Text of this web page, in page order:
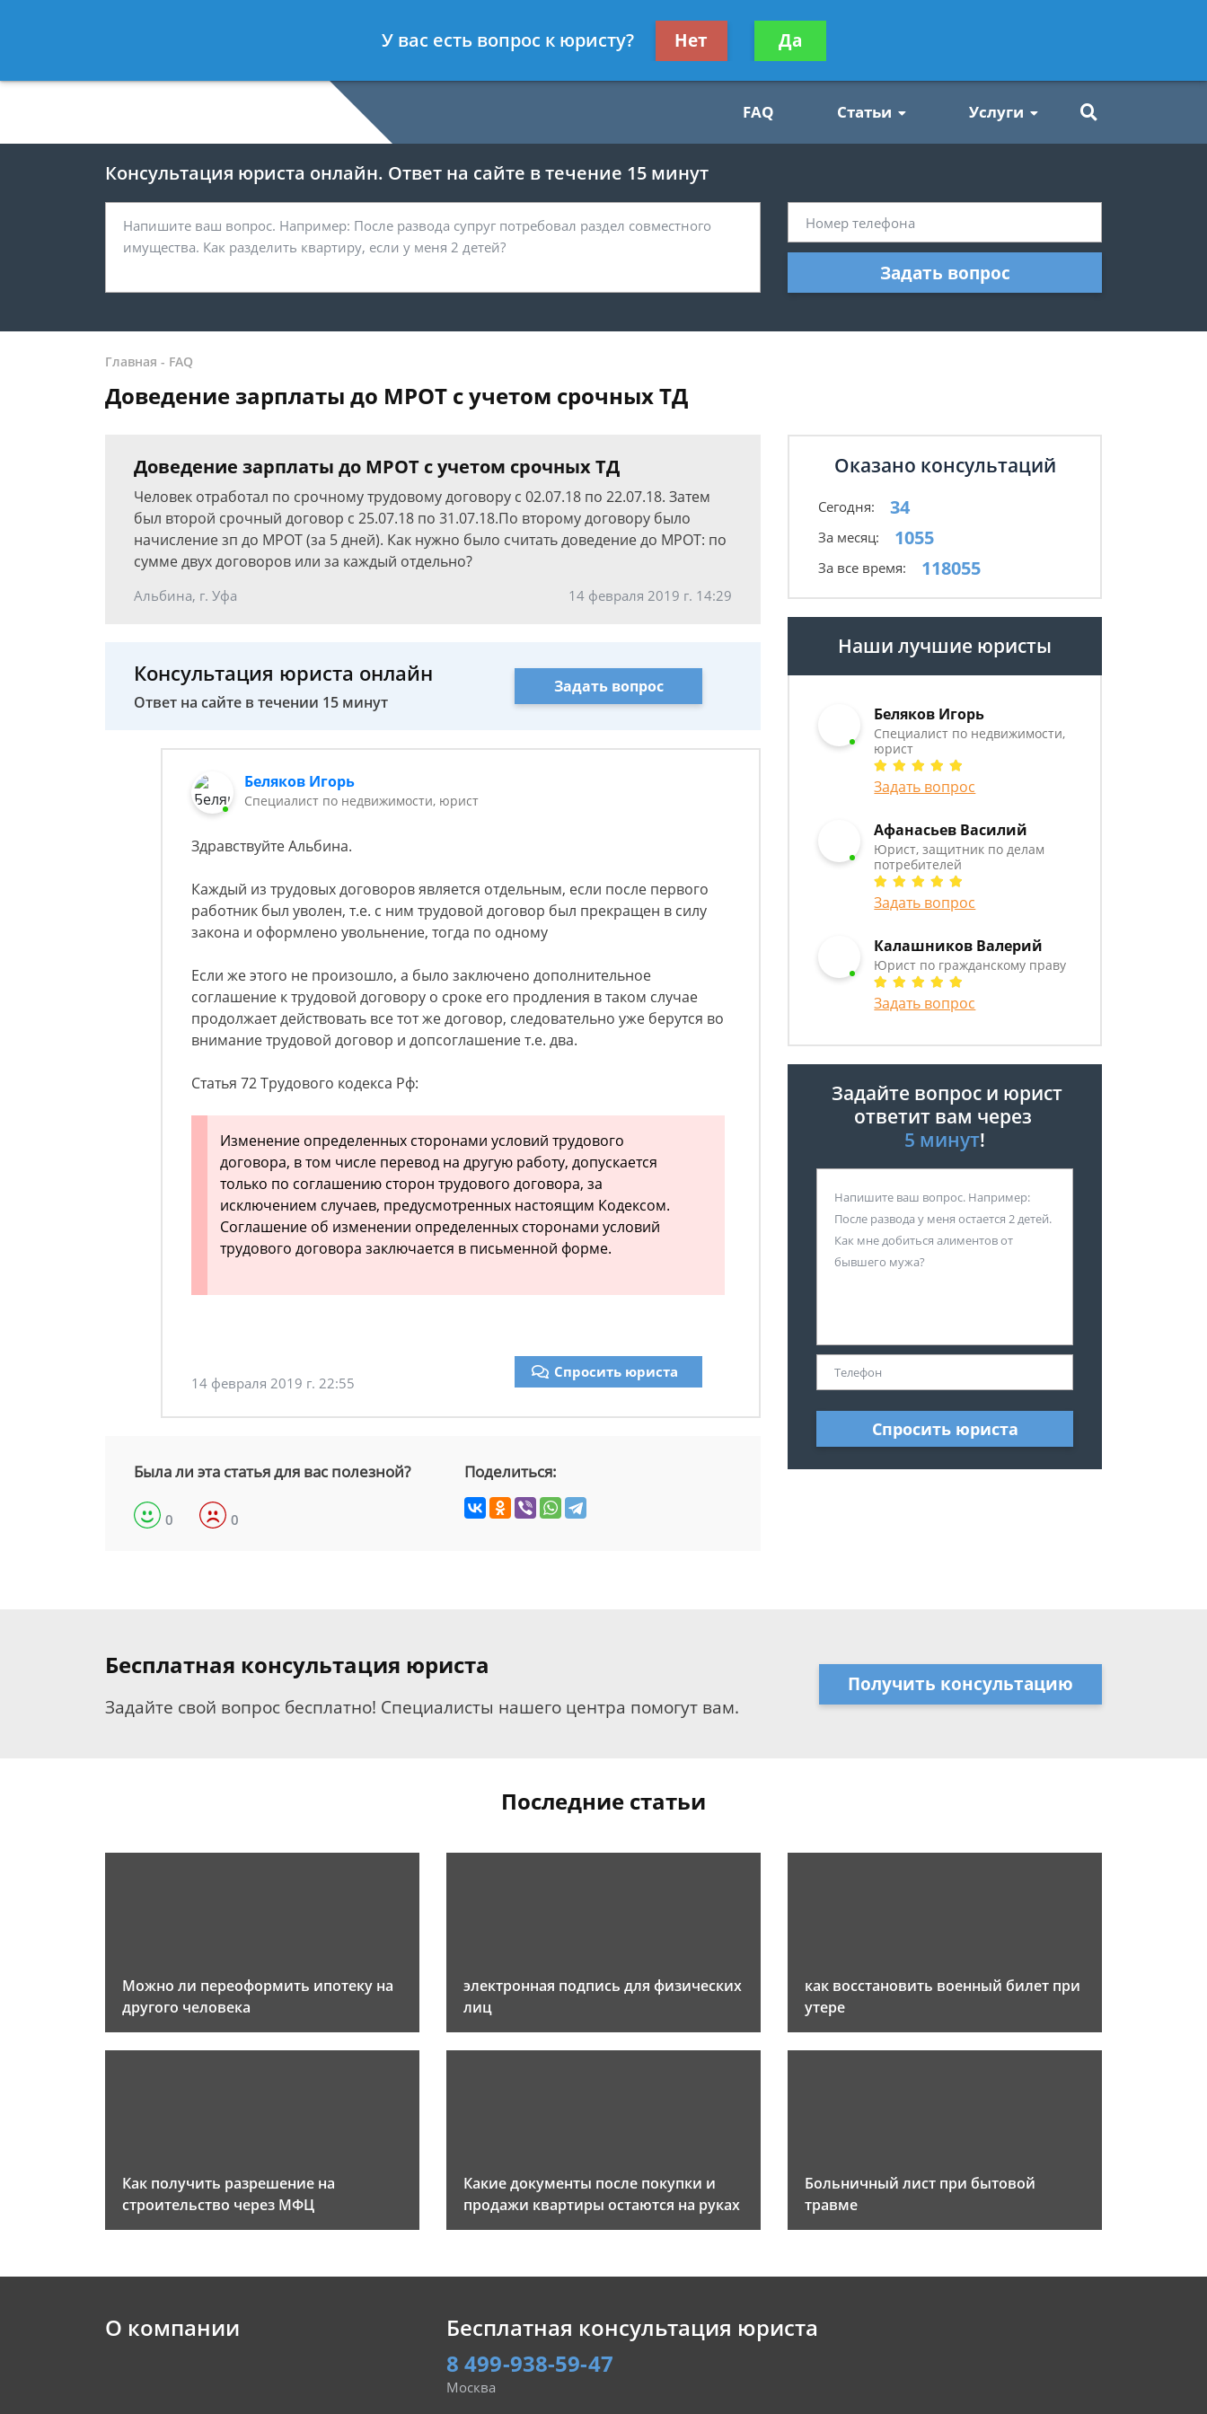
Получите консультацию
бесплатно
FAQ Статьи Услуги
Консультация юриста онлайн. Ответ на сайте в течение 15 минут
Задать вопрос
Главная - FAQ
Доведение зарплаты до МРОТ с учетом срочных ТД
Доведение зарплаты до МРОТ с учетом срочных ТД
Человек отработал по срочному трудовому договору с 02.07.18 по 22.07.18. Затем
был второй срочный договор с 25.07.18 по 31.07.18.По второму договору было
начисление зп до МРОТ (за 5 дней). Как нужно было считать доведение до МРОТ: по
сумме двух договоров или за каждый отдельно?
Альбина, г. Уфа 14 февраля 2019 г. 14:29
Консультация юриста онлайн
Ответ на сайте в течении 15 минут
Задать вопрос
Беляков Игорь
Специалист по недвижимости, юрист
Здравствуйте Альбина.
Каждый из трудовых договоров является отдельным, если после первого
работник был уволен, т.е. с ним трудовой договор был прекращен в силу
закона и оформлено увольнение, тогда по одному
Если же этого не произошло, а было заключено дополнительное
соглашение к трудовой договору о сроке его продления в таком случае
продолжает действовать все тот же договор, следовательно уже берутся во
внимание трудовой договор и допсоглашение т.е. два.
Статья 72 Трудового кодекса Рф:
Изменение определенных сторонами условий трудового
договора, в том числе перевод на другую работу, допускается
только по соглашению сторон трудового договора, за
исключением случаев, предусмотренных настоящим Кодексом.
Соглашение об изменении определенных сторонами условий
трудового договора заключается в письменной форме.
14 февраля 2019 г. 22:55
Спросить юриста
Была ли эта статья для вас полезной?
0 0
Поделиться:
Оказано консультаций
Сегодня: 34
За месяц: 1055
За все время: 118055
Наши лучшие юристы
Беляков Игорь
Специалист по недвижимости,
юрист
Задать вопрос
Афанасьев Василий
Юрист, защитник по делам
потребителей
Задать вопрос
Калашников Валерий
Юрист по гражданскому праву
Задать вопрос
Задайте вопрос и юрист
ответит вам через
5 минут!
Спросить юриста
Бесплатная консультация юриста
Задайте свой вопрос бесплатно! Специалисты нашего центра помогут вам.
Получить консультацию
Последние статьи
Можно ли переоформить ипотеку на
другого человека
электронная подпись для физических
лиц
как восстановить военный билет при
утере
Как получить разрешение на
строительство через МФЦ
Какие документы после покупки и
продажи квартиры остаются на руках
Больничный лист при бытовой
травме
О компании
Бесплатная консультация юриста
8 499-938-59-47
Москва
У вас есть вопрос к юристу? Нет Да